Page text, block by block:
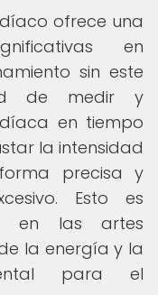
ofrece una
en
sin este
de medir y
en tiempo
la intensidad
precisa y
Esto es
en las artes
la energía y la
para el